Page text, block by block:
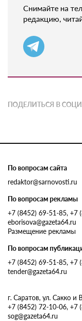
Снимайте на
редакцию,
ПОДЕЛИТЬСЯ В
По вопросам сайта
redaktor@sarnovosti.ru
По вопросам рекламы
+7 (8452) 69-51-85, +7
eborisova@gazeta64.ru
Размещение рекламы
По вопросам
+7 (8452) 69-51-85, +7
tender@gazeta64.ru
г. Саратов, ул. Сакко и
+7 (8452) 72-10-06, +7
sog@gazeta64.ru